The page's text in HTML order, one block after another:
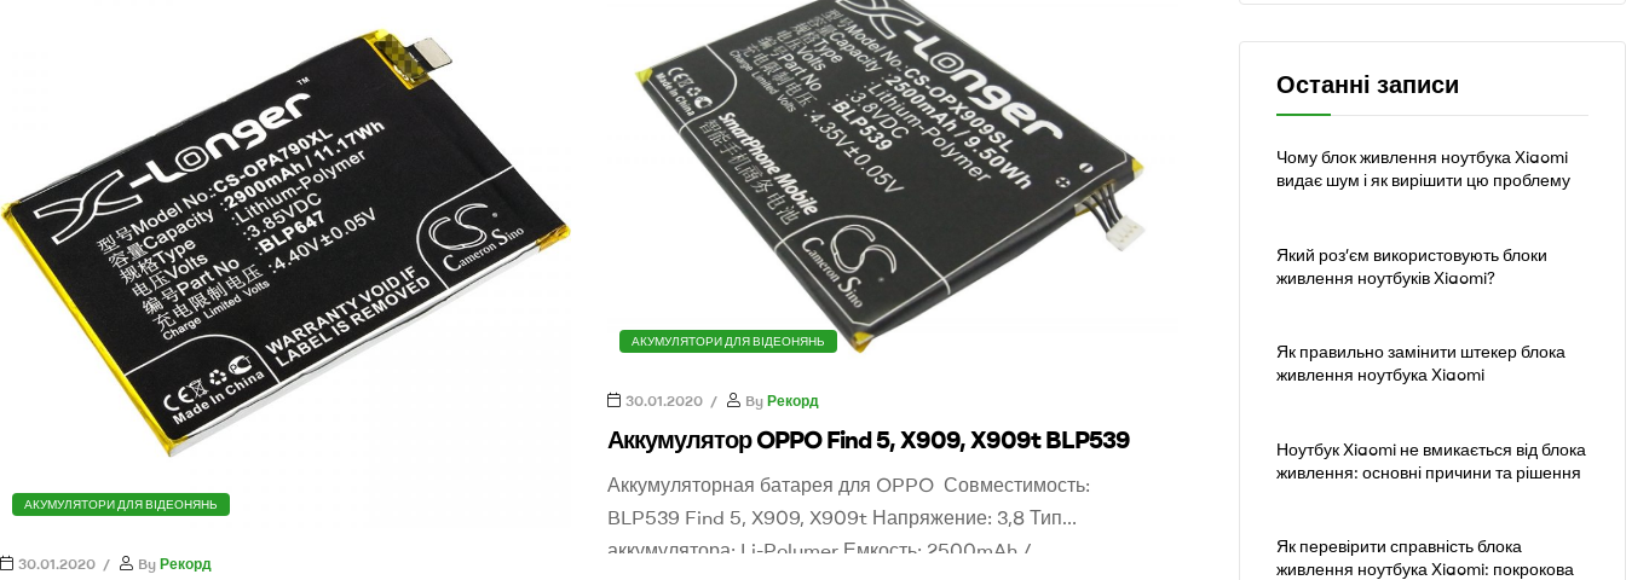
АКУМУЛЯТОРИ ДЛЯ ВІДЕОНЯНЬ
30.01.2020 By Рекорд
АКУМУЛЯТОРИ ДЛЯ ВІДЕОНЯНЬ
30.01.2020 By Рекорд
Аккумулятор OPPO Find 5, X909, X909t BLP539
Аккумуляторная батарея для OPPO Совместимость:
BLP539 Find 5, X909, X909t Напряжение: 3,8 Тип
аккумулятора: Li-Polymer Емкость: 2500mAh /
Останні записи
Чому блок живлення ноутбука Xiaomi
видає шум і як вирішити цю проблему
Який роз’єм використовують блоки
живлення ноутбуків Xiaomi?
Як правильно замінити штекер блока
живлення ноутбука Xiaomi
Ноутбук Xiaomi не вмикається від блока
живлення: основні причини та рішення
Як перевірити справність блока
живлення ноутбука Xiaomi: покрокова